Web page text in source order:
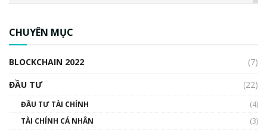
00:02:14
Nhìn lại năm 2022: Những sự kiện ảnh hưởng
CHUYÊN MỤC
BLOCKCHAIN 2022
(7)
ĐẦU TƯ
(22)
ĐẦU TƯ TÀI CHÍNH
(4)
TÀI CHÍNH CÁ NHÂN
(3)